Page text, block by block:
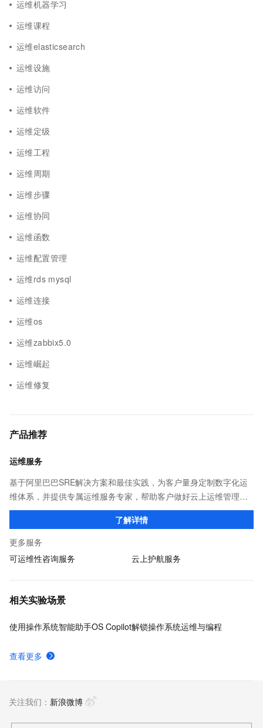
运维机器学习
运维课程
运维elasticsearch
运维设施
运维访问
运维软件
运维定级
运维工程
运维周期
运维步骤
运维协同
运维函数
运维配置管理
运维rds mysql
运维连接
运维os
运维zabbix5.0
运维崛起
运维修复
产品推荐
运维服务
基于阿里巴巴SRE解决方案和最佳实践，为客户量身定制数字化运
维体系，并提供专属运维服务专家，帮助客户做好云上运维管理，
降低运维成本和风险，提升运维效率和业务连续性，增强系统安全
合规性，助力企业客户加速数字化转型！
了解详情
更多服务
可运维性咨询服务
云上护航服务
相关实验场景
使用操作系统智能助手OS Copilot解锁操作系统运维与编程
查看更多
关注我们： 新浪微博